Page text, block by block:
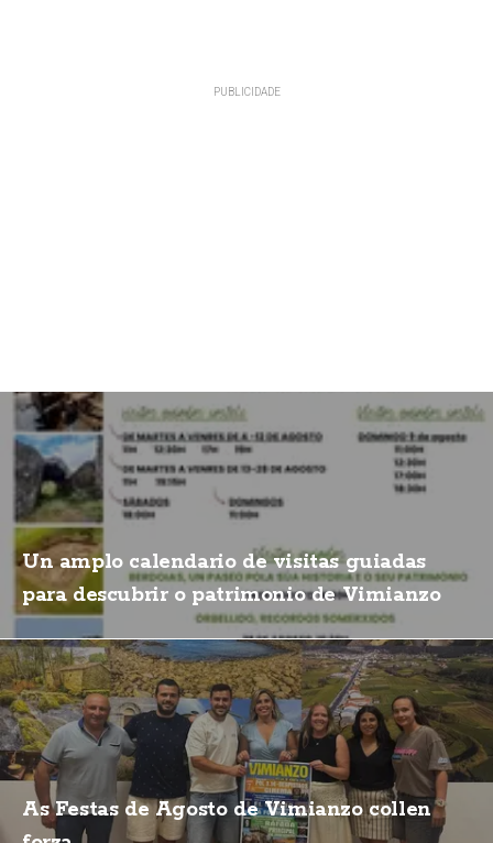
Un amplo calendario de visitas guiadas
para descubrir o patrimonio de Vimianzo
As Festas de Agosto de Vimianzo collen